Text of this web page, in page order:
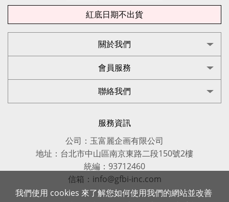
紅底日期不出貨
關於我們
會員服務
聯絡我們
服務資訊
公司：玉富麗企画有限公司
地址：台北市中山區南京東路二段150號2樓
統編：93712460
信箱：info@gfbi-inc.com
我們使用 cookies 來了解您如何使用我們的網站並改善